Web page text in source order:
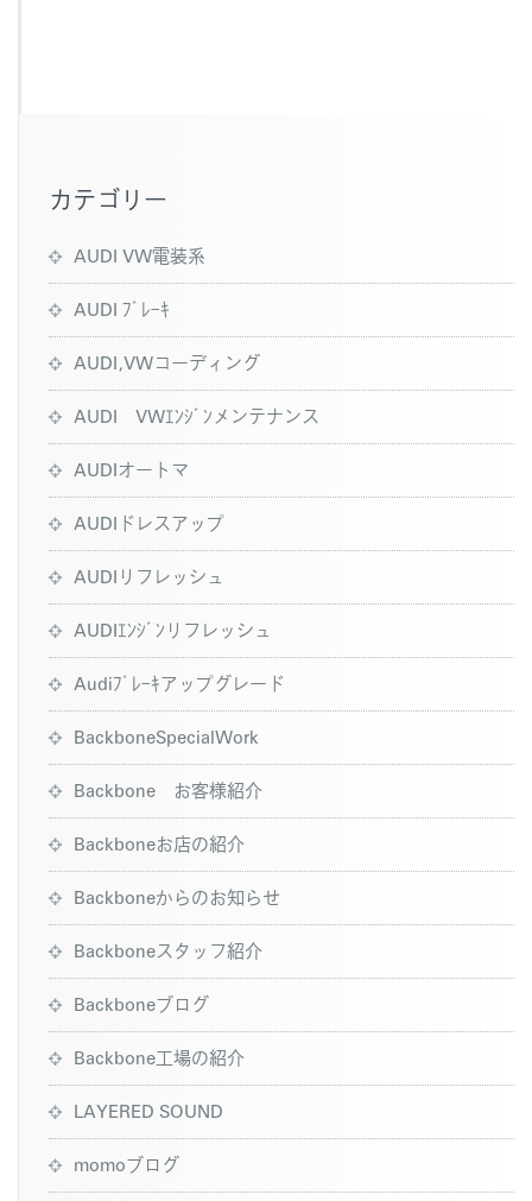
カテゴリー
AUDI VW電装系
AUDI ﾌﾞﾚｰｷ
AUDI,VWコーディング
AUDI VWｴﾝｼﾞﾝメンテナンス
AUDIオートマ
AUDIドレスアップ
AUDIリフレッシュ
AUDIｴﾝｼﾞﾝリフレッシュ
Audiﾌﾞﾚｰｷアップグレード
BackboneSpecialWork
Backbone お客様紹介
Backboneお店の紹介
Backboneからのお知らせ
Backboneスタッフ紹介
Backboneブログ
Backbone工場の紹介
LAYERED SOUND
momoブログ